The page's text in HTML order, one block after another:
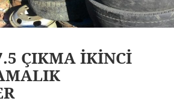
ÇIKMA İKİNCİ